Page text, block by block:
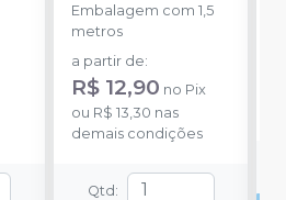
Embalagem com 1,5
metros
a partir de:
R$ 12,90 no Pix
ou R$ 13,30 nas
demais condições
Qtd: